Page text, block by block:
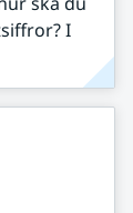
I